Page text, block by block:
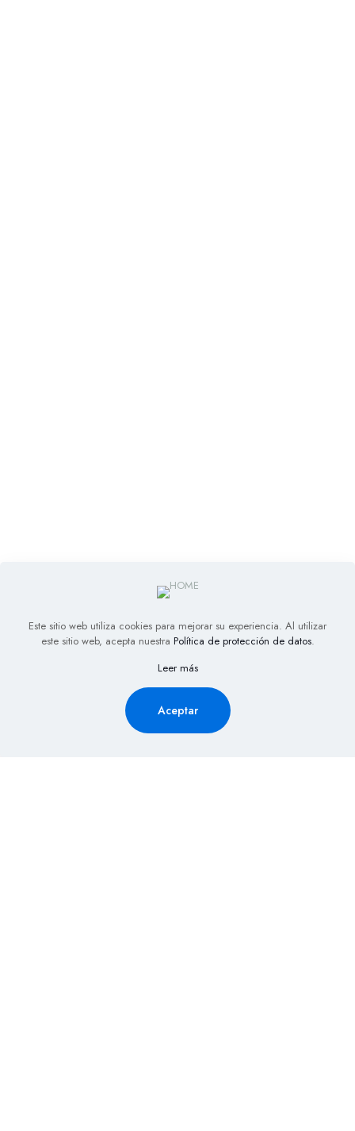
Este sitio web utiliza cookies para mejorar su experiencia. Al utilizar
este sitio web, acepta nuestra Política de protección de datos.
Leer más
Aceptar